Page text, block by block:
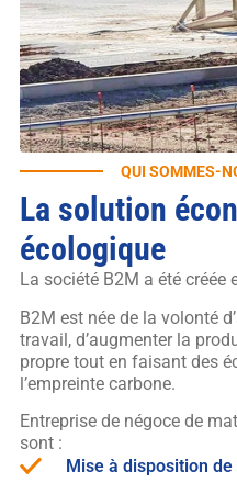
QUI SOMMES-
La solution
écologique
La société B2M a été créée
B2M est née de la volonté
travail, d’augmenter la
propre tout en faisant des
l’empreinte carbone.
Entreprise de négoce de
sont :
Mise à disposition